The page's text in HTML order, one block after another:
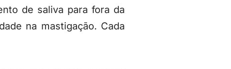
de saliva para fora da
na mastigação. Cada